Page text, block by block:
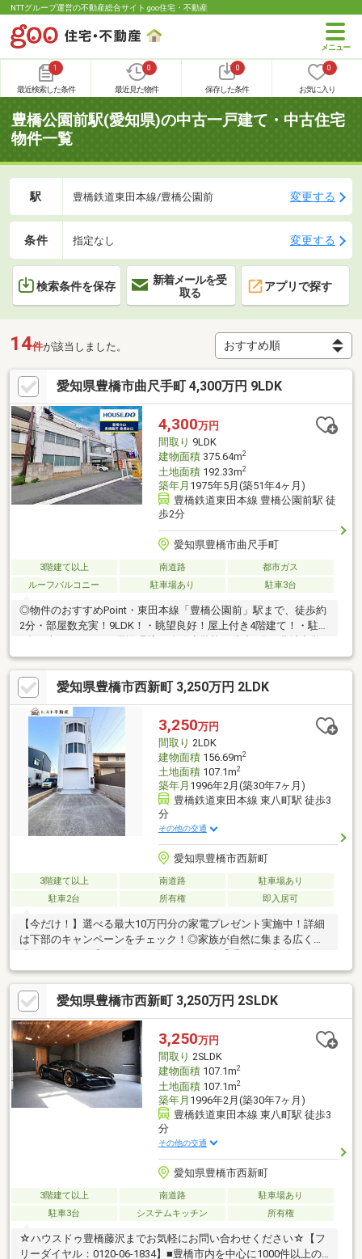
NTTグループ運営の不動産総合サイト goo住宅・不動産
1
最近検索した条件
0
最近見た物件
0
保存した条件
0
お気に入り
豊橋公園前駅(愛知県)の中古一戸建て・中古住宅
物件一覧
駅 豊橋鉄道東田本線/豊橋公園前 変更する
条件 指定なし 変更する
検索条件を保存
新着メールを受
取る
アプリで探す
14件が該当しました。
愛知県豊橋市曲尺手町 4,300万円 9LDK
4,300万円
間取り 9LDK
建物面積375.64m2
土地面積192.33m2
築年月 1975年5月(築51年4ヶ月)
豊橋鉄道東田本線 豊橋公園前駅 徒
歩2分
愛知県豊橋市曲尺手町
3階建て以上 南道路
都市ガス
ルーフバルコニー
駐車場あり 駐車3台
◎物件のおすすめPoint・東田本線「豊橋公園前」駅まで、徒歩約
2分・部屋数充実！9LDK！・眺望良好！屋上付き4階建て！・駐車
校／徒歩13分■交通アクセス・豊鉄バス「前田橋」停徒歩7分■豊
橋市内を中心に1000件以上の新築戸建・中古戸建・売土地・マン
ションを幅広くご紹介しております。当物件以外にも多数の物件
をご紹介できます。まずはお気軽にお電話、ご来店くださいま
せ。☆お問合せは「0120-55-1834」まで【対応言語：英語 ／ポル
トガル語】（language：English／Portuguese）
愛知県豊橋市西新町 3,250万円 2LDK
3,250万円
間取り 2LDK
建物面積156.69m2
土地面積107.1m2
築年月 1996年2月(築30年7ヶ月)
豊橋鉄道東田本線 東八町駅 徒歩3
分
その他の交通
愛知県豊橋市西新町
3階建て以上 南道路
駐車場あり
駐車2台
所有権 即入居可
【今だけ！】選べる最大10万円分の家電プレゼント実施中！詳細
は下部のキャンペーンをチェック！◎家族が自然に集まる広くて
ト不動産 ◇豊橋・豊川の家探しは、全てお任せください！● ネッ
トのお家、まとめてご案内！不動産屋を回る手間はゼロ。気にな
るお家は一度に見に行きましょう！● あなたに「一番良いロー
ン」をプロが探します！「今の家賃より安くしたい」「ローンが
不安」な方も一番おトクなプランを提案します。● プロが「悪い
ところ」も正直に教えます！リスクを徹底的になくして、失敗し
ない「最高のお家」だけをご案内します。
愛知県豊橋市西新町 3,250万円 2SLDK
3,250万円
間取り 2SLDK
建物面積107.1m2
土地面積107.1m2
築年月 1996年2月(築30年7ヶ月)
豊橋鉄道東田本線 東八町駅 徒歩3
分
その他の交通
愛知県豊橋市西新町
3階建て以上 南道路
駐車場あり
駐車3台
システムキッチン 所有権
☆ハウスドゥ豊橋藤沢までお気軽にお問い合わせください☆【フ
リーダイヤル：0120-06-1834】■豊橋市内を中心に1000件以上の